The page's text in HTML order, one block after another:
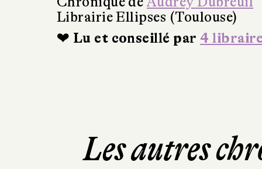
Librairie Ellipses (Toulouse)
❤ Lu et conseillé par 4
Les autres